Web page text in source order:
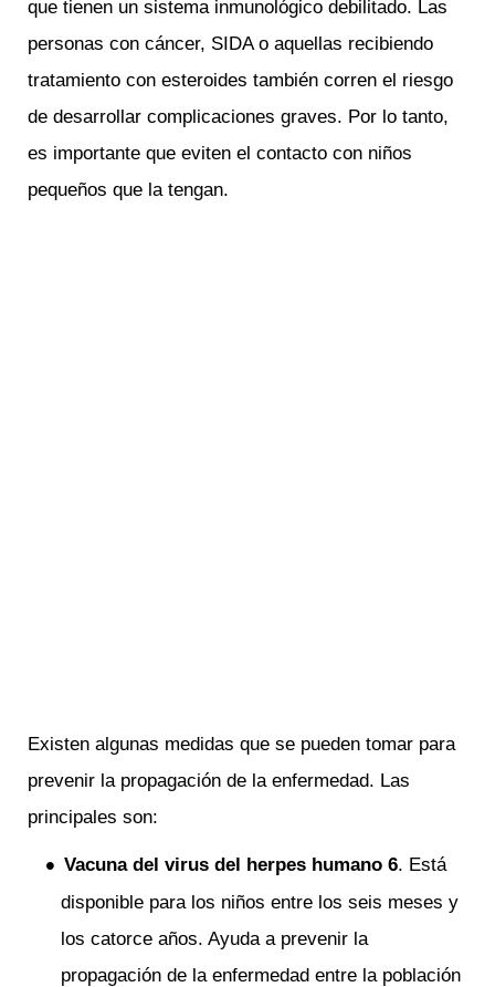
que tienen un sistema inmunológico debilitado. Las
personas con cáncer, SIDA o aquellas recibiendo
tratamiento con esteroides también corren el riesgo
de desarrollar complicaciones graves. Por lo tanto,
es importante que eviten el contacto con niños
pequeños que la tengan.
Existen algunas medidas que se pueden tomar para
prevenir la propagación de la enfermedad. Las
principales son:
Vacuna del virus del herpes humano 6. Está
disponible para los niños entre los seis meses y
los catorce años. Ayuda a prevenir la
propagación de la enfermedad entre la población